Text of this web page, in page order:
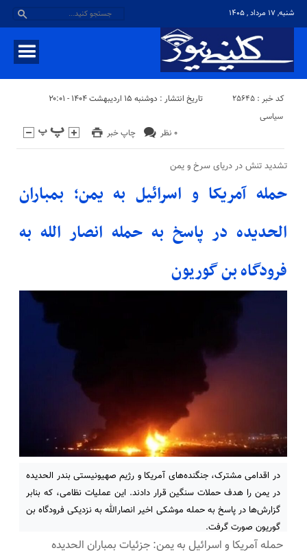
شنبه, ۱۷ مرداد , ۱۴۰۵
کد خبر : 25645 تاریخ انتشار : دوشنبه ۱۵ اردیبهشت ۱۴۰۴ - ۲۰:۰۱
چاپ خبر ۰ نظر
سیاسی
تشدید تنش در دریای سرخ و یمن
حمله آمریکا و اسرائیل به یمن؛ بمباران
الحدیده در پاسخ به حمله انصار الله به
فرودگاه بن گوریون
در اقدامی مشترک، جنگنده‌های آمریکا و رژیم صهیونیستی بندر الحدیده
در یمن را هدف حملات سنگین قرار دادند. این عملیات نظامی، که بنابر
گزارش‌ها در پاسخ به حمله موشکی اخیر انصارالله به نزدیکی فرودگاه بن
گوریون صورت گرفت.
حمله آمریکا و اسرائیل به یمن: جزئیات بمباران الحدیده